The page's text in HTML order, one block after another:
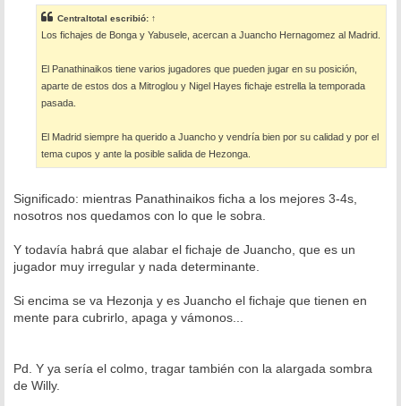
a
j
Centraltotal escribió: ↑
Los fichajes de Bonga y Yabusele, acercan a Juancho Hernagomez al Madrid.
El Panathinaikos tiene varios jugadores que pueden jugar en su posición,
aparte de estos dos a Mitroglou y Nigel Hayes fichaje estrella la temporada
pasada.
El Madrid siempre ha querido a Juancho y vendría bien por su calidad y por el
tema cupos y ante la posible salida de Hezonga.
Significado: mientras Panathinaikos ficha a los mejores 3-4s,
nosotros nos quedamos con lo que le sobra.
Y todavía habrá que alabar el fichaje de Juancho, que es un
jugador muy irregular y nada determinante.
Si encima se va Hezonja y es Juancho el fichaje que tienen en
mente para cubrirlo, apaga y vámonos...
Pd. Y ya sería el colmo, tragar también con la alargada sombra
de Willy.